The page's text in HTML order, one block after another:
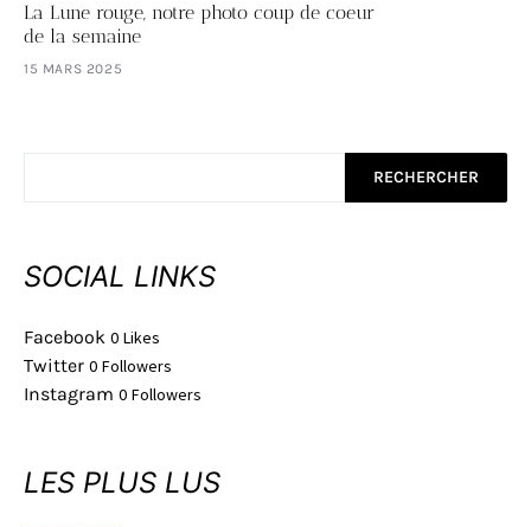
La Lune rouge, notre photo coup de coeur
de la semaine
15 MARS 2025
RECHERCHER
SOCIAL LINKS
Facebook 0 Likes
Twitter 0 Followers
Instagram 0 Followers
LES PLUS LUS